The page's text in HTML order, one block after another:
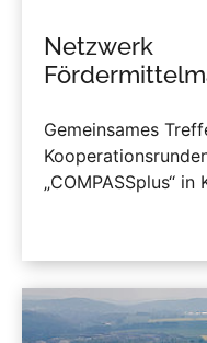
Netzwerk
Gemeinsames
„COMPASSplus“ in